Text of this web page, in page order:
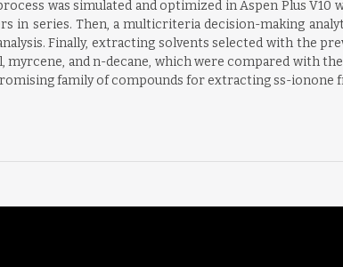
was simulated and optimized in Aspen Plus V10
series. Then, a multicriteria decision-making
Finally, extracting solvents selected with the
and n-decane, which were compared with
family of compounds for extracting ss-ionone